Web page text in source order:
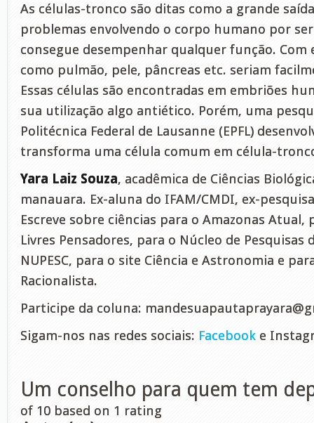
As células-tronco são ditas como a grande
problemas envolvendo o corpo humano por
consegue desempenhar qualquer função. Com
como pulmão, pele, pâncreas etc. seriam
Essas células são encontradas em embriões
sua utilização algo antiético. Porém, uma
Politécnica Federal de Lausanne (EPFL)
transforma uma célula comum em célula-
Yara Laiz Souza, acadêmica de Ciências
manauara. Ex-aluna do IFAM/CMDI, ex-
Escreve sobre ciências para o Amazonas Atual,
Livres Pensadores, para o Núcleo de Pesquisas
NUPESC, para o site Ciência e Astronomia e
Racionalista.
Participe da coluna:
Sigam-nos nas redes sociais: Facebook e
Um conselho para quem tem
of 10 based on 1 rating